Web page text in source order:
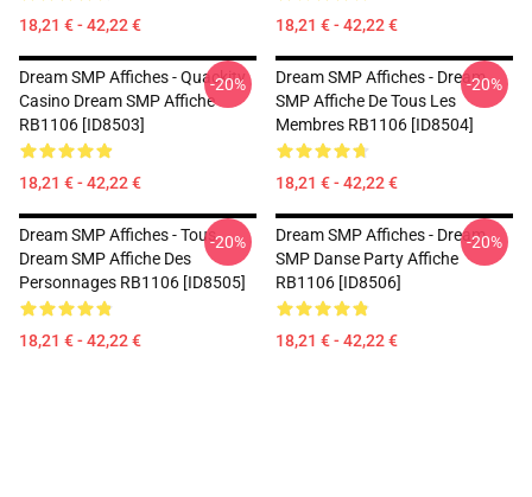
18,21 € - 42,22 € 18,21 € - 42,22 €
Dream SMP Affiches - Quackity
Casino Dream SMP Affiche
RB1106 [ID8503]
18,21 € - 42,22 €
-20%
Dream SMP Affiches - Dream
SMP Affiche De Tous Les
Membres RB1106 [ID8504]
18,21 € - 42,22 €
-20%
Dream SMP Affiches - Tous
Dream SMP Affiche Des
Personnages RB1106 [ID8505]
18,21 € - 42,22 €
-20%
Dream SMP Affiches - Dream
SMP Danse Party Affiche
RB1106 [ID8506]
18,21 € - 42,22 €
-20%